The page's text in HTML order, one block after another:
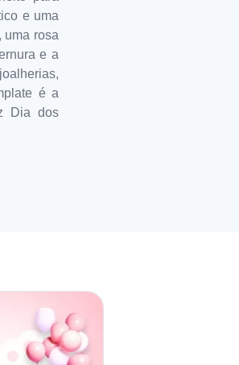
e uma
uma rosa
e a
é a
Dia dos